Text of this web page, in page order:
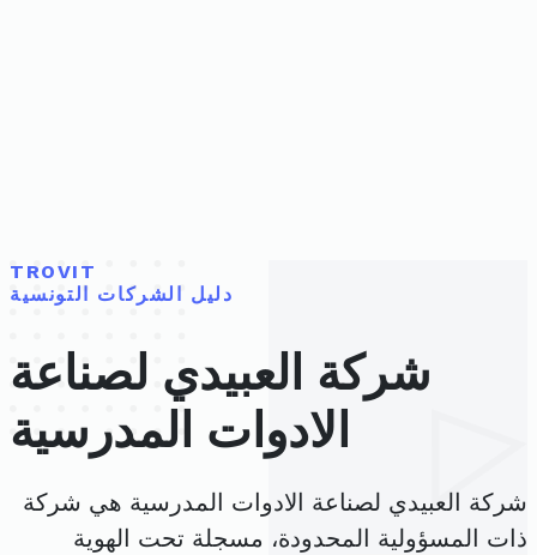
TROVIT
دليل الشركات التونسية
شركة العبيدي لصناعة
الادوات المدرسية
شركة العبيدي لصناعة الادوات المدرسية هي شركة
ذات المسؤولية المحدودة، مسجلة تحت الهوية